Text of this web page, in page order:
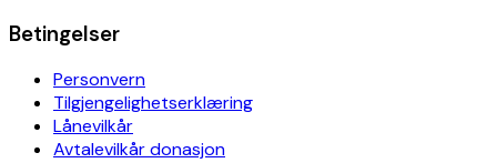
Betingelser
Personvern
Tilgjengelighetserklæring
Lånevilkår
Avtalevilkår donasjon